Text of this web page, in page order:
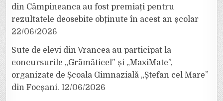
din Câmpineanca au fost premiați pentru
rezultatele deosebite obținute în acest an școlar
22/06/2026
Sute de elevi din Vrancea au participat la
concursurile „Grămăticel” și „MaxiMate”,
organizate de Școala Gimnazială „Ștefan cel Mare”
din Focșani. 12/06/2026